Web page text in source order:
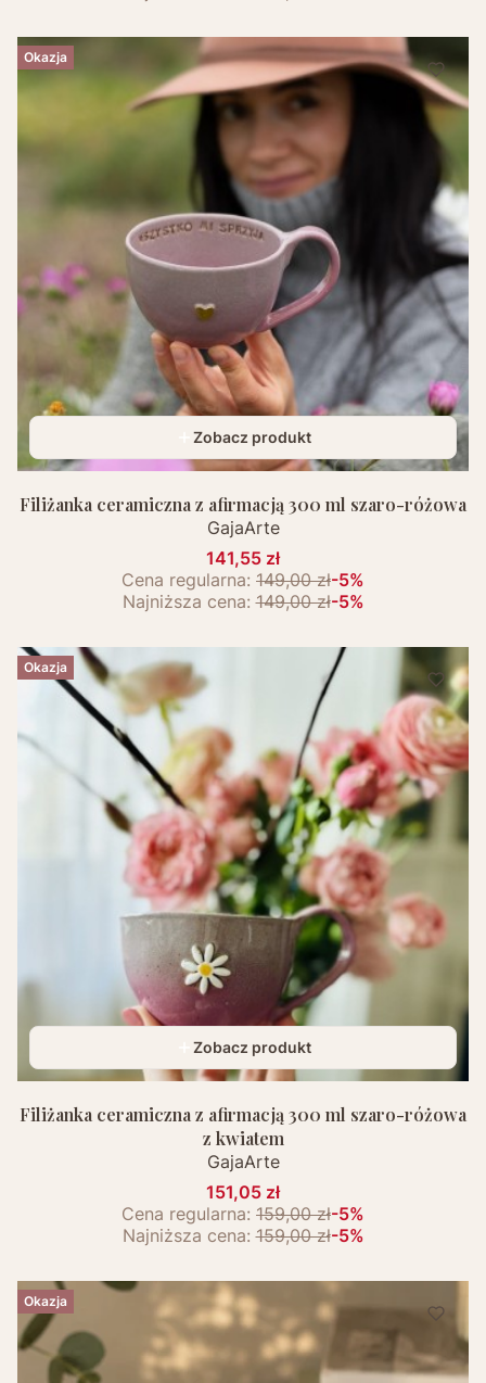
Okazja
Zobacz produkt
Filiżanka ceramiczna z afirmacją 300 ml szaro-różowa
GajaArte
141,55 zł
Cena regularna: 149,00 zł-5%
Najniższa cena: 149,00 zł-5%
Okazja
Zobacz produkt
Filiżanka ceramiczna z afirmacją 300 ml szaro-różowa
z kwiatem
GajaArte
151,05 zł
Cena regularna: 159,00 zł-5%
Najniższa cena: 159,00 zł-5%
Okazja